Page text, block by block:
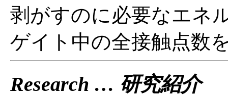
剥がすのに必要なエネ
ゲイト中の全接触点数
Research … 研究紹介